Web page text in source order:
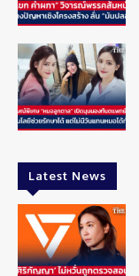
Latest News